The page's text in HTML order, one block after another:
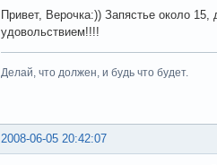
Привет, Верочка:)) Запястье около
удовольствием!!!!
Делай, что должен, и будь что будет.
2008-06-05 20:42:07